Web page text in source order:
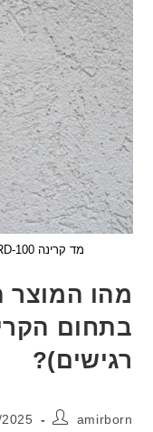
המוצר
הקרינה
פורסם:
15/08/2025